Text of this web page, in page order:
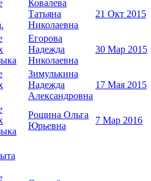
Ковалева
Татьяна
Николаевна
21 Окт 2015
Егорова
Надежда
Николаевна
30 Мар 2015
Зимулькина
Надежда
Александровна
17 Мая 2015
Рощина Ольга
Юрьевна
7 Мар 2016